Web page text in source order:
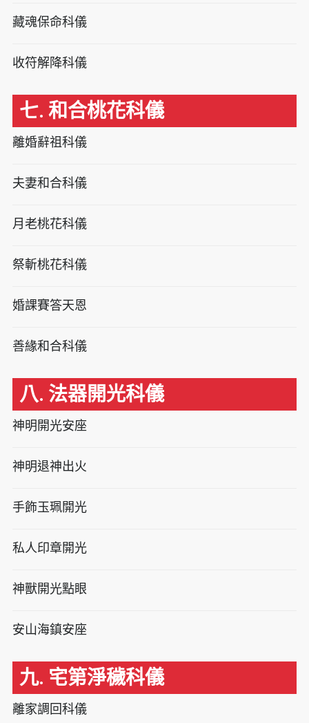
藏魂保命科儀
收符解降科儀
七. 和合桃花科儀
離婚辭祖科儀
夫妻和合科儀
月老桃花科儀
祭斬桃花科儀
婚課賽答天恩
善緣和合科儀
八. 法器開光科儀
神明開光安座
神明退神出火
手飾玉珮開光
私人印章開光
神獸開光點眼
安山海鎮安座
九. 宅第淨穢科儀
離家調回科儀